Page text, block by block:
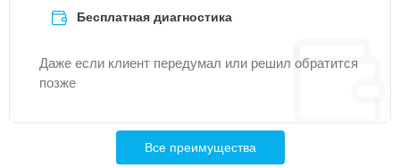
Бесплатная диагностика
Даже если клиент передумал или решил обратится
позже
Все преимущества